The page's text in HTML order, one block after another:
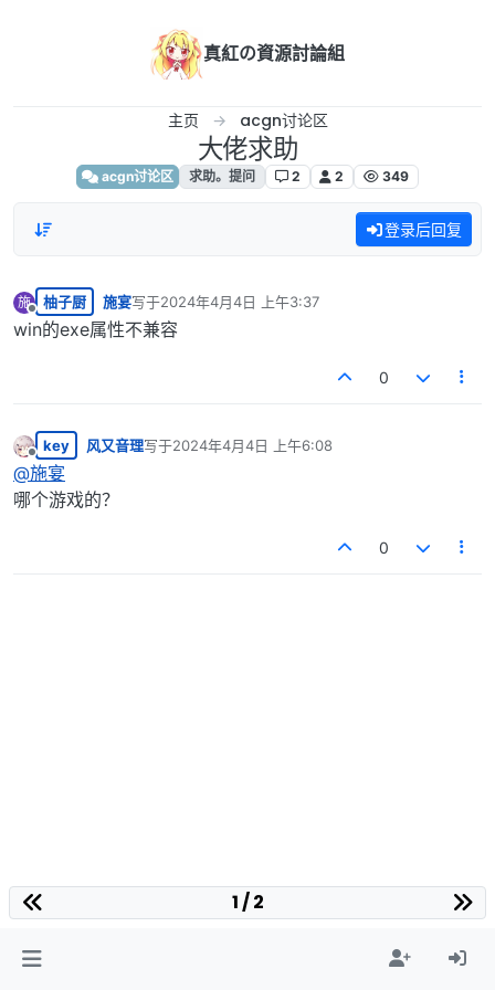
真紅の資源討論組
主页 acgn讨论区
大佬求助
acgn讨论区 求助。提问 2 2 349
登录后回复
施
离线
柚子厨 施宴写于2024年4月4日 上午3:37
最后由 编辑
win的exe属性不兼容
0
离线
key 风又音理写于2024年4月4日 上午6:08
最后由 编辑
@施宴
哪个游戏的？
0
1 / 2